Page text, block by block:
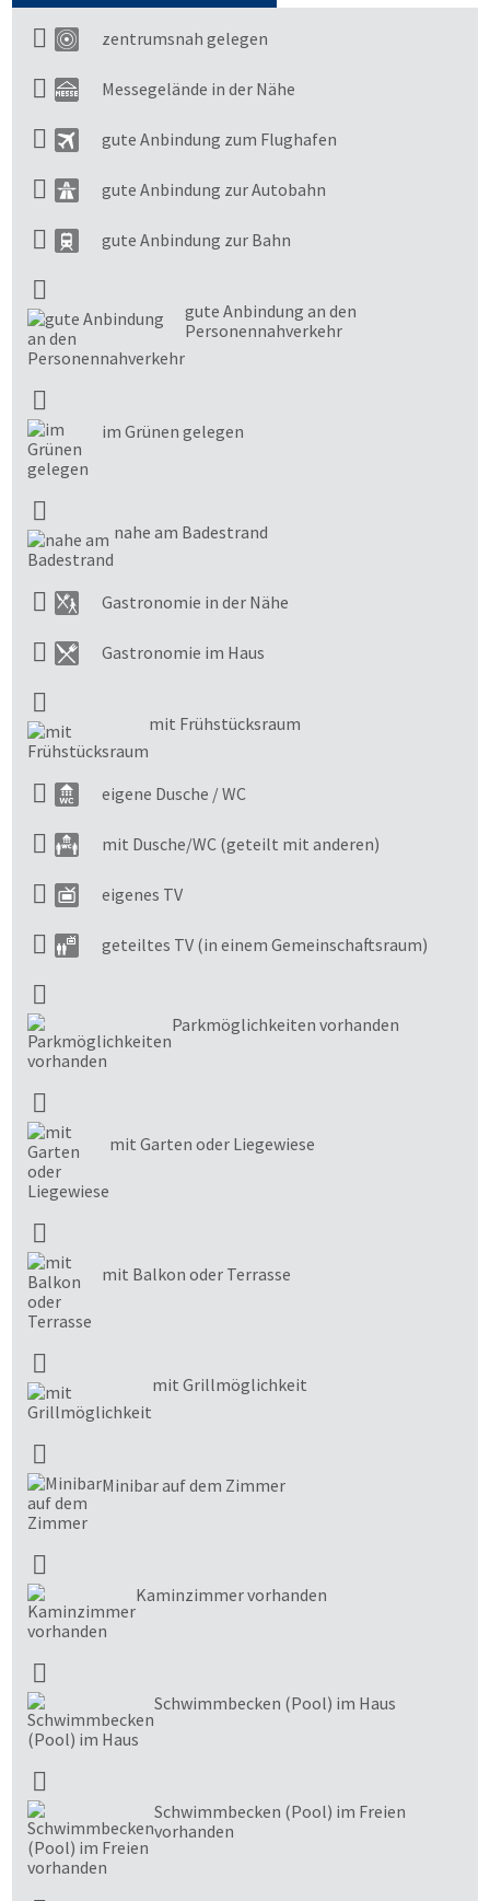
zentrumsnah gelegen
Messegelände in der Nähe
gute Anbindung zum Flughafen
gute Anbindung zur Autobahn
gute Anbindung zur Bahn
gute Anbindung an den
Personennahverkehr
im Grünen gelegen
nahe am Badestrand
Gastronomie in der Nähe
Gastronomie im Haus
mit Frühstücksraum
eigene Dusche / WC
mit Dusche/WC (geteilt mit anderen)
eigenes TV
geteiltes TV (in einem Gemeinschaftsraum)
Parkmöglichkeiten vorhanden
mit Garten oder Liegewiese
mit Balkon oder Terrasse
mit Grillmöglichkeit
Minibar auf dem Zimmer
Kaminzimmer vorhanden
Schwimmbecken (Pool) im Haus
Schwimmbecken (Pool) im Freien
vorhanden